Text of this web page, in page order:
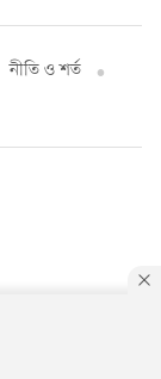
নীতি ও শর্ত